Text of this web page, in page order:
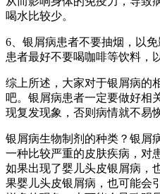
喝水比较少。
6、银屑病患者不要抽烟，以
患者最好不要喝咖啡等饮料，
综上所述，大家对于银屑病的
吧。银屑病患者一定要做好相
现复发现象，否则病情就不易
银屑病生物制剂的种类？银屑
一种比较严重的皮肤疾病，对
如果出现了婴儿头皮银屑病，
果婴儿头皮银屑病，也可能会